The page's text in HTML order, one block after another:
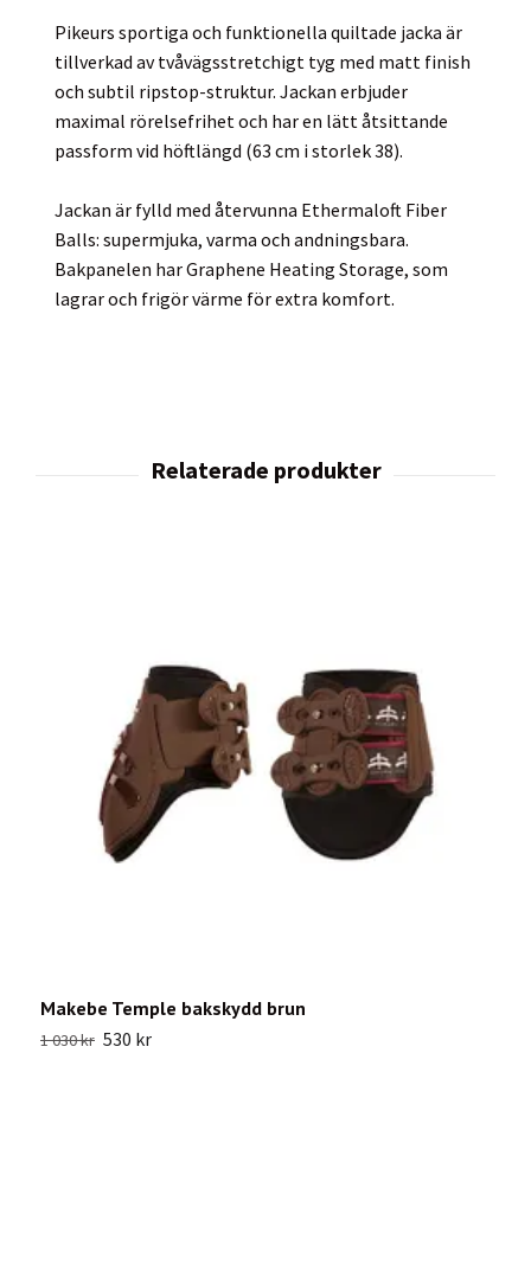
Pikeurs sportiga och funktionella quiltade jacka är
tillverkad av tvåvägsstretchigt tyg med matt finish
och subtil ripstop-struktur. Jackan erbjuder
maximal rörelsefrihet och har en lätt åtsittande
passform vid höftlängd (63 cm i storlek 38).
Jackan är fylld med återvunna Ethermaloft Fiber
Balls: supermjuka, varma och andningsbara.
Bakpanelen har Graphene Heating Storage, som
lagrar och frigör värme för extra komfort.
Makebe Temple bakskydd brun
1 030 kr 530 kr